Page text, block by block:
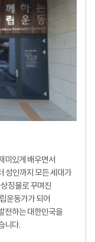
미있게 배우면서
성인까지 모든 세대가
징물로 꾸며진
운동가가 되어
전하는 대한민국을
니다.